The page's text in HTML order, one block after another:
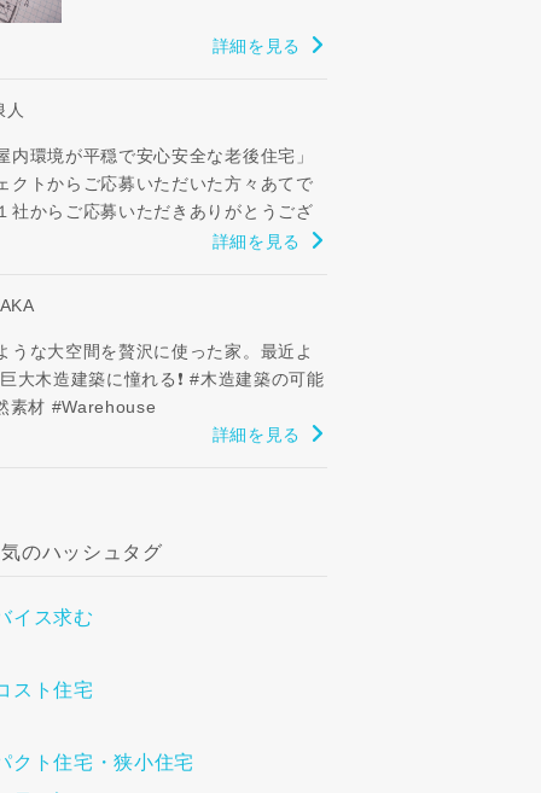
詳細を見る
人
内環境が平穏で安心安全な老後住宅」
クトからご応募いただいた方々あてで
社からご応募いただきありがとうござ
詳細を見る
うな大空間を贅沢に使った家。最近よ
大木造建築に憧れる❗ #木造建築の可能
素材 #Warehouse
詳細を見る
のハッシュタグ
イス求む
スト住宅
クト住宅・狭小住宅